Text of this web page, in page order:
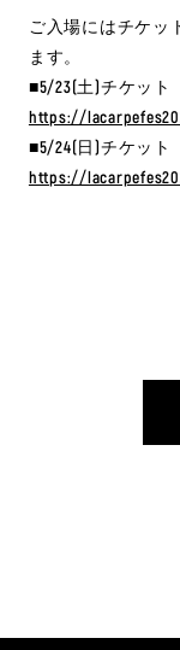
ご入場にはチケッ
ます。
■5/23(土)チケット
https://
■5/24(日)チケット
https://